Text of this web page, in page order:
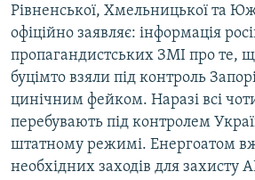
Рівненської, Хмельницької та
офіційно заявляє: інформація
пропагандистських ЗМІ про те,
буцімто взяли під контроль
цинічним фейком. Наразі всі
перебувають під контролем
штатному режимі. Енергоатом
необхідних заходів для захисту